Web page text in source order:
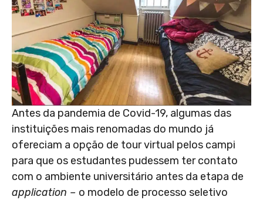
Antes da pandemia de Covid-19, algumas das
instituições mais renomadas do mundo já
ofereciam a opção de tour virtual pelos campi
para que os estudantes pudessem ter contato
com o ambiente universitário antes da etapa de
application – o modelo de processo seletivo